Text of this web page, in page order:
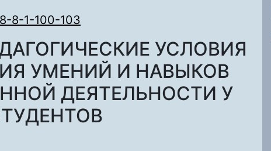
8-1-100-103
УСЛОВИЯ
УМЕНИЙ И НАВЫКОВ
ДЕЯТЕЛЬНОСТИ У